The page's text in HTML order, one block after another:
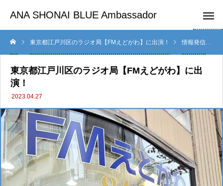
ANA SHONAI BLUE Ambassador
東京都江戸川区のラジオ局【FMえどがわ】に出演！ 情報発信
東京都江戸川区のラジオ局【FMえどがわ】に出
演！
2023.04.27